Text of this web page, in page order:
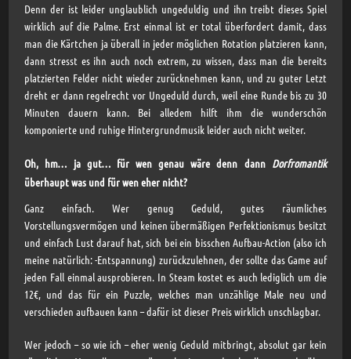
Denn der ist leider unglaublich ungeduldig und ihn treibt dieses Spiel
wirklich auf die Palme. Erst einmal ist er total überfordert damit, dass
man die Kärtchen ja überall in jeder möglichen Rotation platzieren kann,
dann stresst es ihn auch noch extrem, zu wissen, dass man die bereits
platzierten Felder nicht wieder zurücknehmen kann, und zu guter Letzt
dreht er dann regelrecht vor Ungeduld durch, weil eine Runde bis zu 30
Minuten dauern kann. Bei alledem hilft ihm die wunderschön
komponierte und ruhige Hintergrundmusik leider auch nicht weiter.
Oh, hm… ja gut… für wen genau wäre denn dann Dorfromantik
überhaupt was und für wen eher nicht?
Ganz einfach. Wer genug Geduld, gutes räumliches
Vorstellungsvermögen und keinen übermäßigen Perfektionismus besitzt
und einfach Lust darauf hat, sich bei ein bisschen Aufbau-Action (also ich
meine natürlich: -Entspannung) zurückzulehnen, der sollte das Game auf
jeden Fall einmal ausprobieren. In Steam kostet es auch lediglich um die
12€, und das für ein Puzzle, welches man unzählige Male neu und
verschieden aufbauen kann – dafür ist dieser Preis wirklich unschlagbar.
Wer jedoch – so wie ich – eher wenig Geduld mitbringt, absolut gar kein